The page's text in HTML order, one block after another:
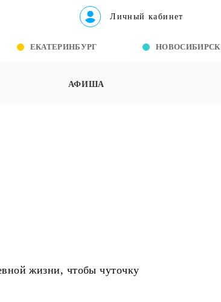
Личный кабинет
ЕКАТЕРИНБУРГ НОВОСИБИРСК
АФИША
жизни, чтобы чуточку